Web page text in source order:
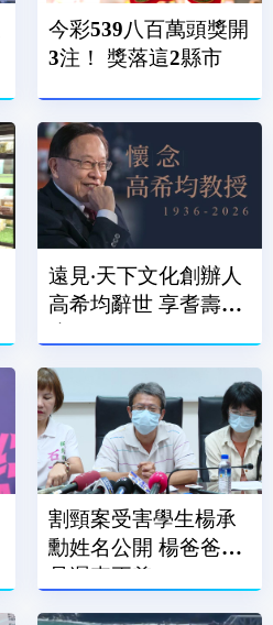
今彩539八百萬頭獎開
3注！ 獎落這2縣市
遠見‧天下文化創辦人
高希均辭世 享耆壽90
割頸案受害學生楊承
勳姓名公開 楊爸爸：
是遲來正義